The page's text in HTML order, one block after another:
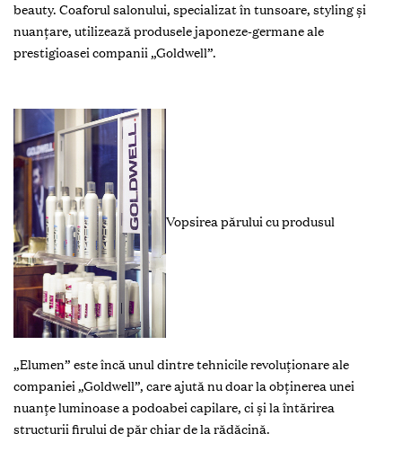
beauty. Coaforul salonului, specializat în tunsoare, styling și
nuanţare, utilizează produsele japoneze-germane ale
prestigioasei companii „Goldwell”.
Vopsirea părului cu produsul
„Elumen” este încă unul dintre tehnicile revoluţionare ale
companiei „Goldwell”, care ajută nu doar la obţinerea unei
nuanţe luminoase a podoabei capilare, ci și la întărirea
structurii firului de păr chiar de la rădăcină.